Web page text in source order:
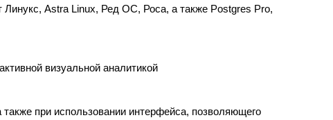
Astra Linux, Ред ОС, Роса, а также Postgres Pro,
визуальной аналитикой
при использовании интерфейса, позволяющего